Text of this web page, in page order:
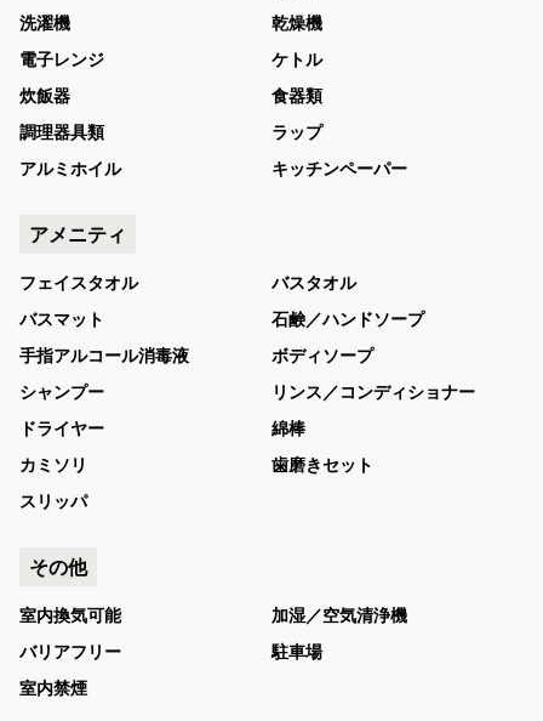
洗濯機
乾燥機
電子レンジ
ケトル
炊飯器
食器類
調理器具類
ラップ
アルミホイル
キッチンペーパー
アメニティ
フェイスタオル
バスタオル
バスマット
石鹸／ハンドソープ
手指アルコール消毒液
ボディソープ
シャンプー
リンス／コンディショナー
ドライヤー
綿棒
カミソリ
歯磨きセット
スリッパ
その他
室内換気可能
加湿／空気清浄機
バリアフリー
駐車場
室内禁煙